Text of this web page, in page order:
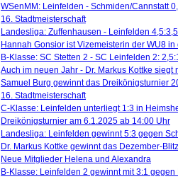
WSenMM: Leinfelden - Schmiden/Cannstatt
16. Stadtmeisterschaft
Landesliga: Zuffenhausen - Leinfelden 4,5:3,5
Hannah Gonsior ist Vizemeisterin der WU8 in
B-Klasse: SC Stetten 2 - SC Leinfelden 2:
Auch im neuen Jahr - Dr. Markus Kottke
Samuel Burg gewinnt das Dreikönigsturnier
16. Stadtmeisterschaft
C-Klasse: Leinfelden unterliegt 1:3 in
Dreikönigsturnier am 6.1.2025 ab 14:00 Uhr
Landesliga: Leinfelden gewinnt 5:3 gegen
Dr. Markus Kottke gewinnt das Dezember-
Neue Mitglieder Helena und Alexandra
B-Klasse: Leinfelden 2 gewinnt mit 3:1